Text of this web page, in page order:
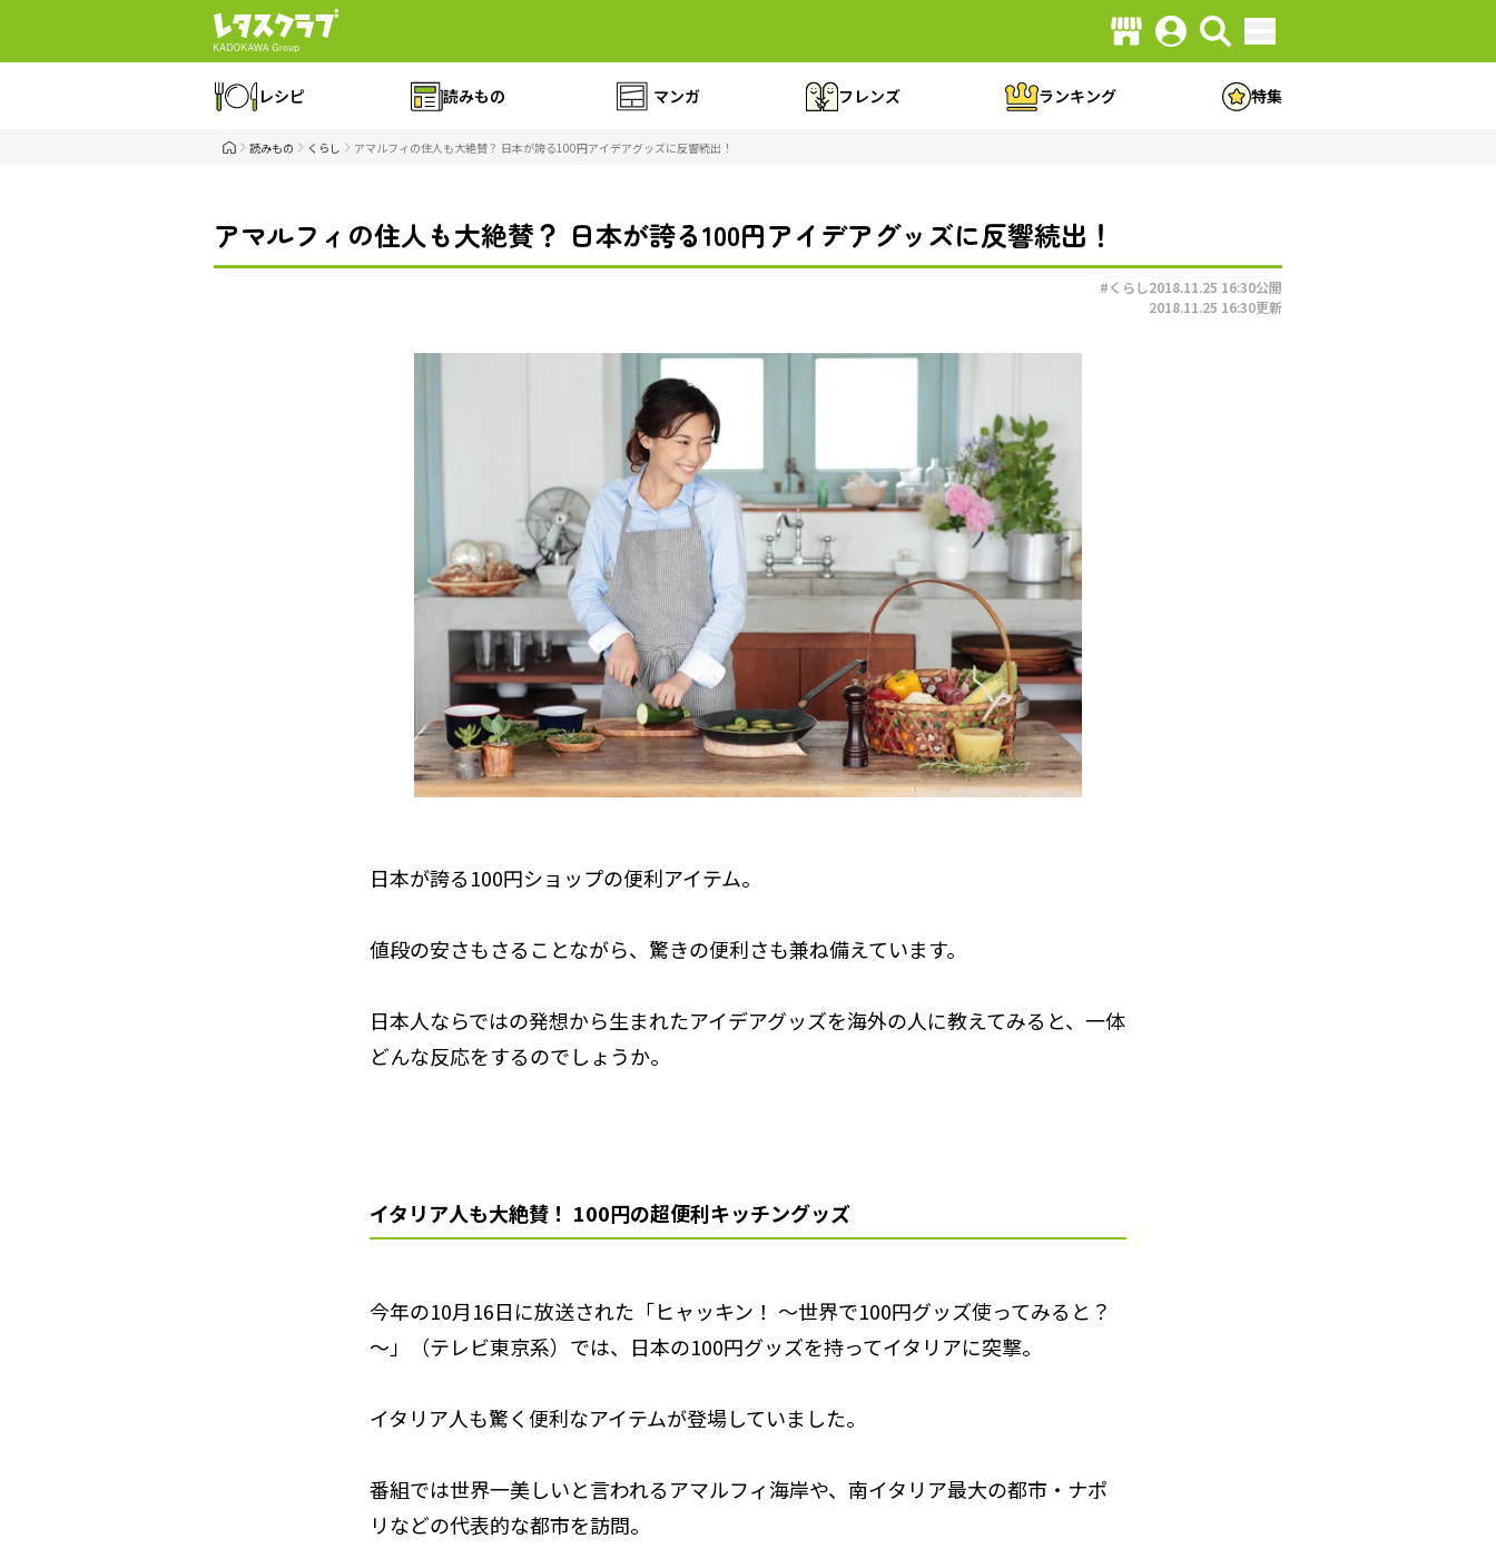
レシピ 読みもの マンガ フレンズ ランキング 特集
読みもの くらし アマルフィの住人も大絶賛？ 日本が誇る100円アイデアグッズに反響続出！
アマルフィの住人も大絶賛？ 日本が誇る100円アイデアグッズに反響続出！
#くらし2018.11.25 16:30公開
2018.11.25 16:30更新
日本が誇る100円ショップの便利アイテム。
値段の安さもさることながら、驚きの便利さも兼ね備えています。
日本人ならではの発想から生まれたアイデアグッズを海外の人に教えてみると、一体
どんな反応をするのでしょうか。
イタリア人も大絶賛！ 100円の超便利キッチングッズ
今年の10月16日に放送された「ヒャッキン！ ～世界で100円グッズ使ってみると？
～」（テレビ東京系）では、日本の100円グッズを持ってイタリアに突撃。
イタリア人も驚く便利なアイテムが登場していました。
番組では世界一美しいと言われるアマルフィ海岸や、南イタリア最大の都市・ナポ
リなどの代表的な都市を訪問。